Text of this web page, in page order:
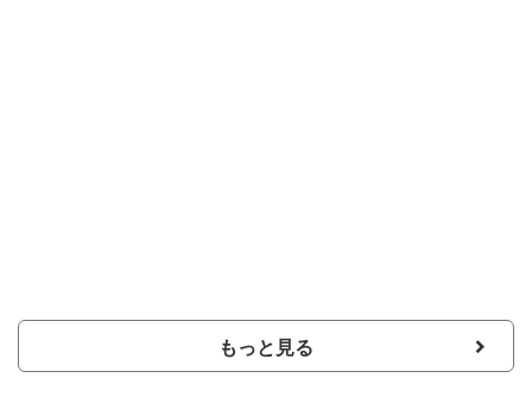
もっと見る